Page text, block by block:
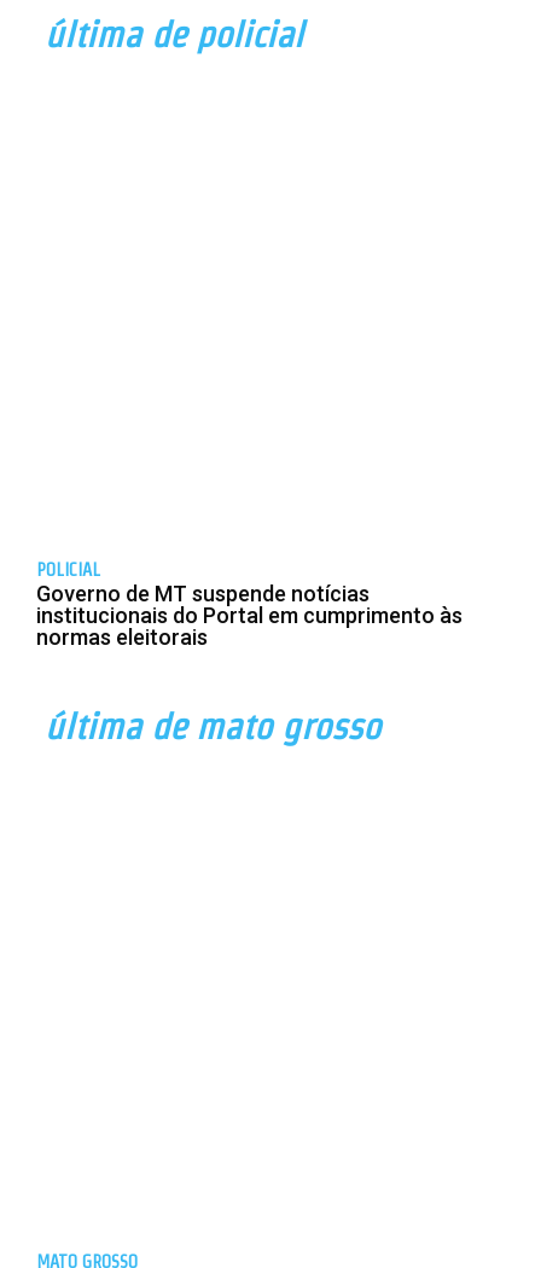
última de policial
POLICIAL
Governo de MT suspende notícias
institucionais do Portal em cumprimento às
normas eleitorais
última de mato grosso
MATO GROSSO